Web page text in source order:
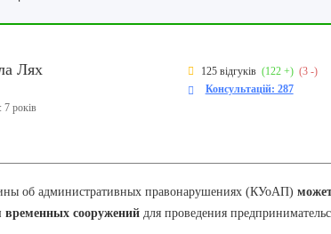
Лях
7 років
125 відгуків (122 +) (3 -)
Консультацій: 287
об административных правонарушениях (КУоАП)
временных сооружений для проведения